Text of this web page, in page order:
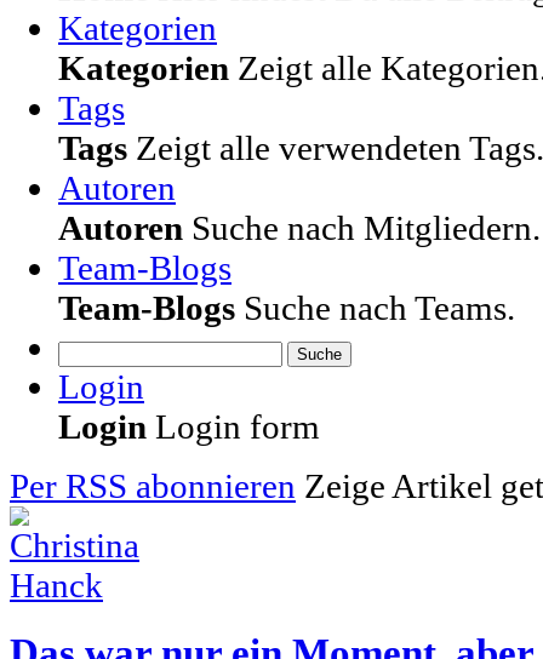
Kategorien
Kategorien Zeigt alle
Tags
Tags Zeigt alle verwendeten Tags.
Autoren
Autoren Suche nach Mitgliedern.
Team-Blogs
Team-Blogs Suche nach Teams.
Suche
Login
Login Login form
Per RSS abonnieren Zeige Artikel